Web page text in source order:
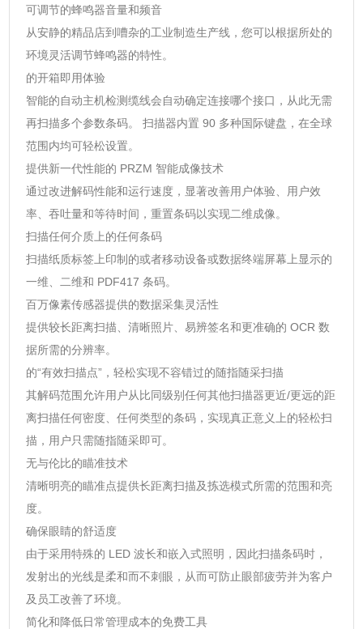
可调节的蜂鸣器音量和频音
从安静的精品店到嘈杂的工业制造生产线，您可以根据所处的
环境灵活调节蜂鸣器的特性。
的开箱即用体验
智能的自动主机检测缆线会自动确定连接哪个接口，从此无需
再扫描多个参数条码。 扫描器内置 90 多种国际键盘，在全球
范围内均可轻松设置。
提供新一代性能的 PRZM 智能成像技术
通过改进解码性能和运行速度，显著改善用户体验、用户效
率、吞吐量和等待时间，重置条码以实现二维成像。
扫描任何介质上的任何条码
扫描纸质标签上印制的或者移动设备或数据终端屏幕上显示的
一维、二维和 PDF417 条码。
百万像素传感器提供的数据采集灵活性
提供较长距离扫描、清晰照片、易辨签名和更准确的 OCR 数
据所需的分辨率。
的“有效扫描点”，轻松实现不容错过的随指随采扫描
其解码范围允许用户从比同级别任何其他扫描器更近/更远的距
离扫描任何密度、任何类型的条码，实现真正意义上的轻松扫
描，用户只需随指随采即可。
无与伦比的瞄准技术
清晰明亮的瞄准点提供长距离扫描及拣选模式所需的范围和亮
度。
确保眼睛的舒适度
由于采用特殊的 LED 波长和嵌入式照明，因此扫描条码时，
发射出的光线是柔和而不刺眼，从而可防止眼部疲劳并为客户
及员工改善了环境。
简化和降低日常管理成本的免费工具